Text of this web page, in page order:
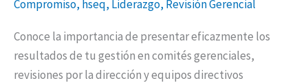
Compromiso, hseq, Liderazgo, Revisión Gerencial
Conoce la importancia de presentar eficazmente los
resultados de tu gestión en comités gerenciales,
revisiones por la dirección y equipos directivos